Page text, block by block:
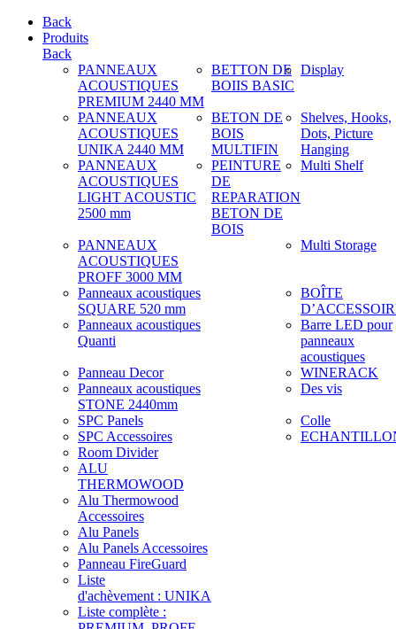
Back
Produits
Back
PANNEAUX
ACOUSTIQUES
PREMIUM 2440 MM
PANNEAUX
ACOUSTIQUES
UNIKA 2440 MM
PANNEAUX
ACOUSTIQUES
LIGHT ACOUSTIC
2500 mm
PANNEAUX
ACOUSTIQUES
PROFF 3000 MM
Panneaux acoustiques
SQUARE 520 mm
Panneaux acoustiques
Quanti
Panneau Decor
Panneaux acoustiques
STONE 2440mm
SPC Panels
SPC Accessoires
Room Divider
ALU
THERMOWOOD
Alu Thermowood
Accessoires
Alu Panels
Alu Panels Accessoires
Panneau FireGuard
Liste
d'achèvement : UNIKA
Liste complète :
BETTON DE
BOIIS BASIC
BETON DE
BOIS
MULTIFIN
PEINTURE
DE
REPARATION
BETON DE
BOIS
Display
Shelves, Hooks,
Dots, Picture
Hanging
Multi Shelf
Multi Storage
BOÎTE
Barre LED pour
panneaux
acoustiques
WINERACK
Des vis
Colle